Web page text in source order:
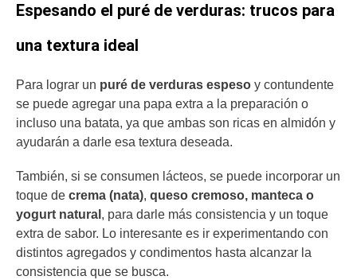
Espesando el puré de verduras: trucos para
una textura ideal
Para lograr un puré de verduras espeso y contundente
se puede agregar una papa extra a la preparación o
incluso una batata, ya que ambas son ricas en almidón y
ayudarán a darle esa textura deseada.
También, si se consumen lácteos, se puede incorporar un
toque de crema (nata), queso cremoso, manteca o
yogurt natural , para darle más consistencia y un toque
extra de sabor. Lo interesante es ir experimentando con
distintos agregados y condimentos hasta alcanzar la
consistencia que se busca.